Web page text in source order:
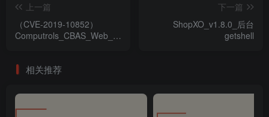
上一篇
（CVE-2019-10852）
Computrols_CBAS_Web_SQL
下一篇
ShopXO_v1.8.0_后台
getshell
相关推荐